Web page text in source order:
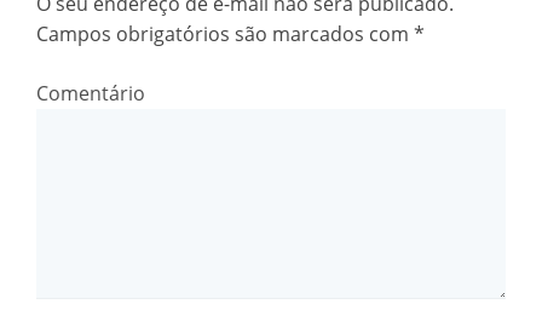
Campos obrigatórios são marcados com *
Comentário